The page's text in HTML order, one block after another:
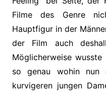
Filme des Genre
Hauptfigur in der
der Film auch
Möglicherweise
so genau wohin nun
kurvigeren jungen